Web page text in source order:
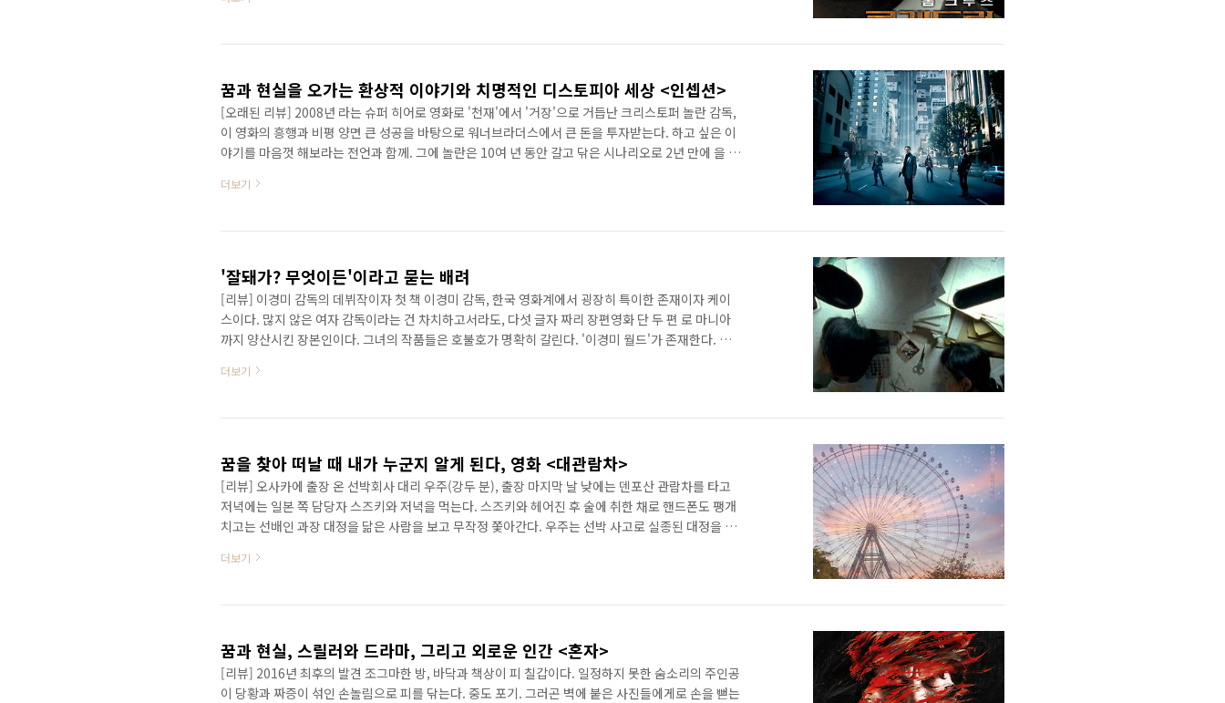
아니라 영화 제작에도 손을 댔고 최초에 연기자로 시작한 필모답게 가끔은 출연도 하였다. 70대인
수 없다. 하지만, 영화 연출에 있어 사실상 그의 전성기는 15년 전에 끝났다고 해도 과언이 아닐 것이
꿈과 현실을 오가는 환상적 이야기와 치명적인 디스토피아 세상 <인셉션>
[오래된 리뷰] 2008년 라는 슈퍼 히어로 영화로 '천재'에서 '거장'으로 거듭난 크리스토퍼 놀란 감독,
이 영화의 흥행과 비평 양면 큰 성공을 바탕으로 워너브라더스에서 큰 돈을 투자받는다. 하고 싶은 이
야기를 마음껏 해보라는 전언과 함께. 그에 놀란은 10여 년 동안 갈고 닦은 시나리오로 2년 만에 을 들
간다. 이전, 또한 함께 한 그들이다. 그리고 내년 개봉 예정인 국제 첩보 액션물 도 함께 할 예정이다.
이는 도 또 다른 최고가 아닐까 싶다. 범죄 및 스릴러 장르에 천착해 온 놀란은, 을 기점으로..
더보기
'잘돼가? 무엇이든'이라고 묻는 배려
[리뷰] 이경미 감독의 데뷔작이자 첫 책 이경미 감독, 한국 영화계에서 굉장히 특이한 존재이자 케이
스이다. 많지 않은 여자 감독이라는 건 차치하고서라도, 다섯 글자 짜리 장편영화 단 두 편 로 마니아
까지 양산시킨 장본인이다. 그녀의 작품들은 호불호가 명확히 갈린다. '이경미 월드'가 존재한다. 이
준까지 올라왔다는 방증인가, 그녀의 작품들은 수작임에 분명하지만 별개로 기막히게 좋아하는 사람
패했지만 무수히 많은 상을 탔다. 그녀가 최근에 책을 냈다. 지난 15년 동안의 끼적거림을 모아 놓은
더보기
꿈을 찾아 떠날 때 내가 누군지 알게 된다, 영화 <대관람차>
[리뷰] 오사카에 출장 온 선박회사 대리 우주(강두 분), 출장 마지막 날 낮에는 덴포산 관람차를 타고
저녁에는 일본 쪽 담당자 스즈키와 저녁을 먹는다. 스즈키와 헤어진 후 술에 취한 채로 핸드폰도 팽개
치고는 선배인 과장 대정을 닮은 사람을 보고 무작정 쫓아간다. 우주는 선박 사고로 실종된 대정을 대
어 34'를 찾아들어간다. 이곳은 '대정'이라는 곳이란다. 익숙한 이름이다. 맥주 한 잔을 걸치고 뻗어버
생각 때문인지 대정과의 진지한 대화 때문인지 그저 홧김인지, 우주는 회사를 그만둔다. 무작정 피어
더보기
꿈과 현실, 스릴러와 드라마, 그리고 외로운 인간 <혼자>
[리뷰] 2016년 최후의 발견 조그마한 방, 바닥과 책상이 피 칠갑이다. 일정하지 못한 숨소리의 주인공
이 당황과 짜증이 섞인 손놀림으로 피를 닦는다. 중도 포기. 그러곤 벽에 붙은 사진들에게로 손을 뻗는